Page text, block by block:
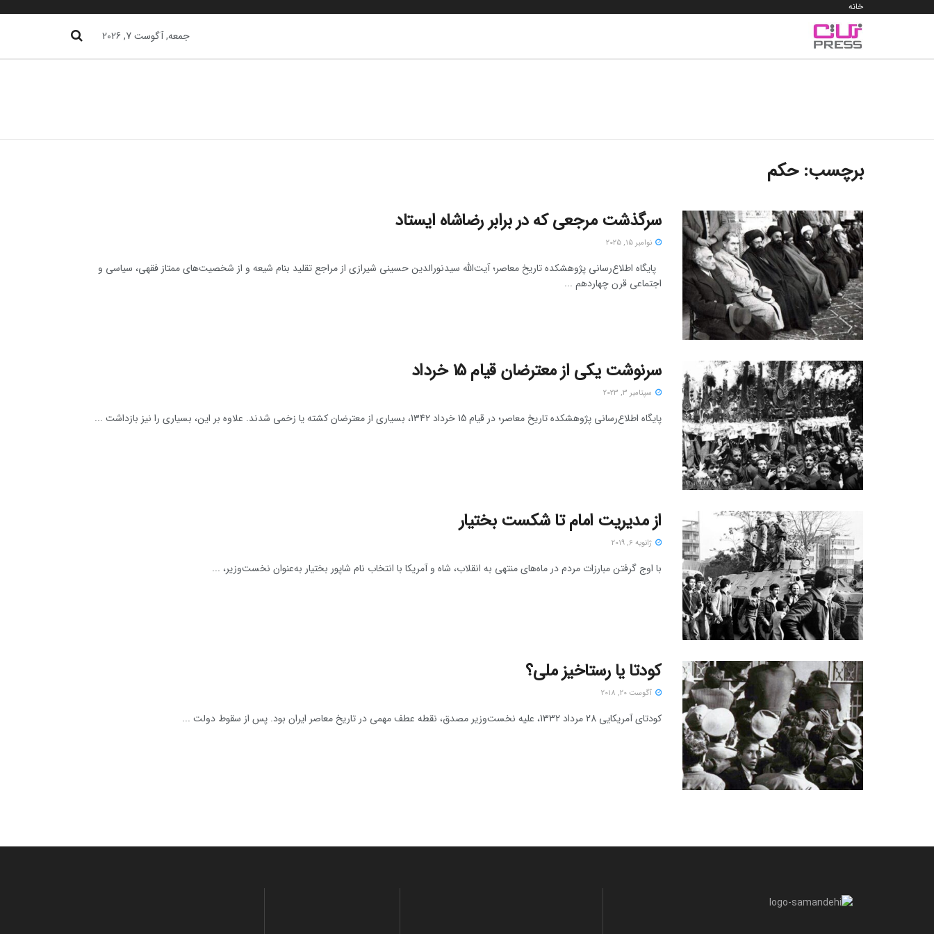
خانه
جمعه, آگوست 7, 2026
برچسب:حکم
سرگذشت مرجعی که در برابر رضاشاه ایستاد
نوامبر 15, 2025
پایگاه اطلاع‌رسانی پژوهشکده تاریخ معاصر؛ آیت‌الله سیدنورالدین حسینی شیرازی از مراجع تقلید بنام شیعه و از شخصیت‌های ممتاز فقهی، سیاسی و
اجتماعی قرن چهاردهم ...
سرنوشت یکی از معترضان قیام 15 خرداد
سپتامبر 3, 2023
پایگاه اطلاع‌رسانی پژوهشکده تاریخ معاصر؛ در قیام 15 خرداد 1342، بسیاری از معترضان کشته یا زخمی شدند. علاوه بر این، بسیاری را نیز بازداشت ...
از مدیریت امام تا شکست بختیار
ژانویه 6, 2019
با اوج گرفتن مبارزات مردم در ماه‌های منتهی به انقلاب، شاه و آمریکا با انتخاب نام شاپور بختیار به‌عنوان نخست‌وزیر، ...
کودتا یا رستاخیز ملی؟
آگوست 20, 2018
کودتای آمریکایی 28 مرداد 1332، علیه نخست‌وزیر مصدق، نقطه عطف مهمی در تاریخ معاصر ایران بود. پس از سقوط دولت ...